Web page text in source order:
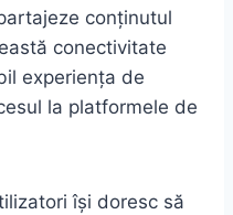
conținutul
conectivitate
experiența de
la platformele de
își doresc să